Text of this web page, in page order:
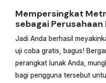
Mempersingkat
sebagai Perusahaan
Jadi Anda berhasil
uji coba gratis, bagus!
perangkat lunak Anda,
bagi pengguna tersebut